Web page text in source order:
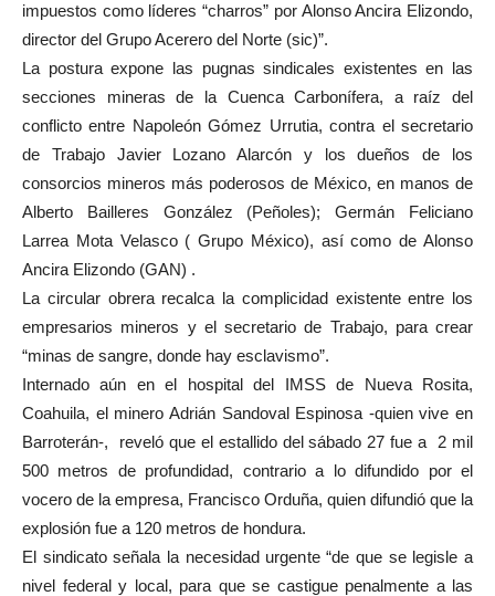
impuestos como líderes “charros” por Alonso Ancira Elizondo,
director del Grupo Acerero del Norte (sic)”.
La postura expone las pugnas sindicales existentes en las
secciones mineras de la Cuenca Carbonífera, a raíz del
conflicto entre Napoleón Gómez Urrutia, contra el secretario
de Trabajo Javier Lozano Alarcón y los dueños de los
consorcios mineros más poderosos de México, en manos de
Alberto Bailleres González (Peñoles); Germán Feliciano
Larrea Mota Velasco ( Grupo México), así como de Alonso
Ancira Elizondo (GAN) .
La circular obrera recalca la complicidad existente entre los
empresarios mineros y el secretario de Trabajo, para crear
“minas de sangre, donde hay esclavismo”.
Internado aún en el hospital del IMSS de Nueva Rosita,
Coahuila, el minero Adrián Sandoval Espinosa -quien vive en
Barroterán-, reveló que el estallido del sábado 27 fue a 2 mil
500 metros de profundidad, contrario a lo difundido por el
vocero de la empresa, Francisco Orduña, quien difundió que la
explosión fue a 120 metros de hondura.
El sindicato señala la necesidad urgente “de que se legisle a
nivel federal y local, para que se castigue penalmente a las